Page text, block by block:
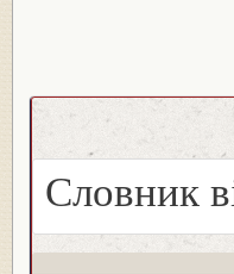
Словник